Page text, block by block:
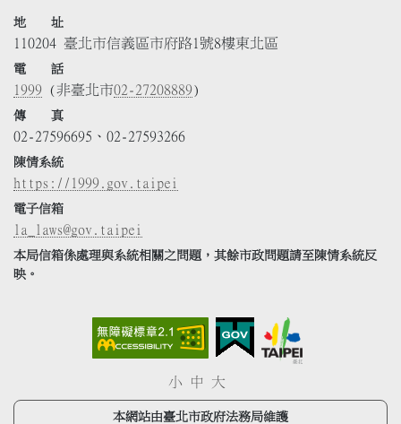
地 址
110204 臺北市信義區市府路1號8樓東北區
電 話
1999 (非臺北市02-27208889)
傳 真
02-27596695、02-27593266
陳情系統
https://1999.gov.taipei
電子信箱
la_laws@gov.taipei
本局信箱係處理與系統相關之問題，其餘市政問題請至陳情系統反
映。
小 中 大
本網站由臺北市政府法務局維護